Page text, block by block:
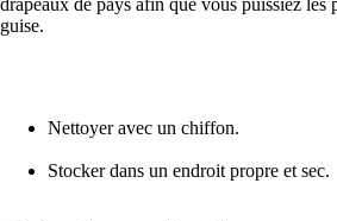
drapeaux de pays afin que vous puissiez les
guise.
Nettoyer avec un chiffon.
Stocker dans un endroit propre et sec.